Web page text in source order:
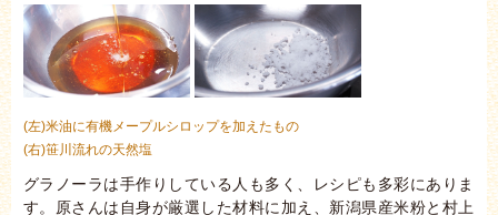
(左)米油に有機メープルシロップを加えたもの
(右)笹川流れの天然塩
グラノーラは手作りしている人も多く、レシピも多彩にありま
す。原さんは自身が厳選した材料に加え、新潟県産米粉と村上